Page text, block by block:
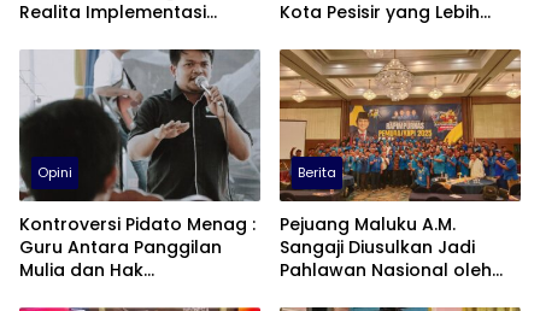
Realita Implementasi
Kota Pesisir yang Lebih
Opini
Kontroversi Pidato Menag :
Guru Antara Panggilan
Mulia dan Hak
Berita
Pejuang Maluku A.M.
Sangaji Diusulkan Jadi
Pahlawan Nasional oleh